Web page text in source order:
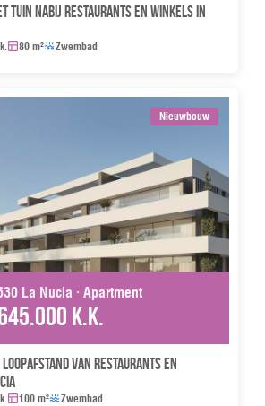
tuin nabij restaurants en winkels in
80 m² Zwembad
Nieuwbouw
La Nucia · Apartment
k.k.
loopafstand van restaurants en
100 m² Zwembad